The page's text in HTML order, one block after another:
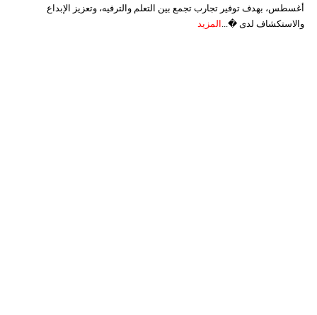
أغسطس، بهدف توفير تجارب تجمع بين التعلم والترفيه، وتعزيز الإبداع
والاستكشاف لدى �... المزيد